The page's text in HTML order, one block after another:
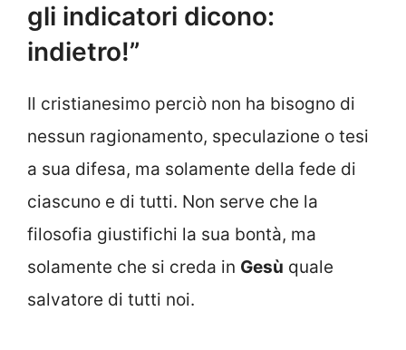
gli indicatori dicono:
indietro!”
Il cristianesimo perciò non ha bisogno di
nessun ragionamento, speculazione o tesi
a sua difesa, ma solamente della fede di
ciascuno e di tutti. Non serve che la
filosofia giustifichi la sua bontà, ma
solamente che si creda in Gesù quale
salvatore di tutti noi.